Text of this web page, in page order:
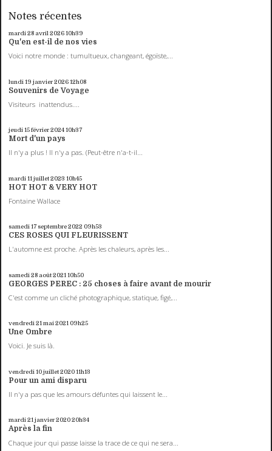
Notes récentes
mardi 28 avril 202610h39
Qu'en est-il de nos vies
Voici notre monde : tumultueux, changeant, égoïste,...
lundi 19 janvier 202612h08
Souvenirs de Voyage
Visiteurs inattendus....
jeudi 15février 202410h37
Mort d'un pays
Il n'y a plus ! Il n'y a pas. (Peut-être n'a-t-il...
mardi 11 juillet 2023 10h45
HOT HOT & VERY HOT
Fontaine Wallace
samedi 17 septembre 2022 09h53
CES ROSES QUI FLEURISSENT
L'automne est proche. Après les chaleurs, après les...
samedi 28 août 2021 10h50
GEORGES PEREC : 25 choses à faire avant de mourir
C'est comme un cliché photographique, statique, figé,...
vendredi 21mai 2021 09h25
Une Ombre
Voici. Je suis là.
vendredi 10juillet 202011h13
Pour un ami disparu
Il n'y a pas que les amours défuntes qui laissent le...
mardi 21janvier 202020h34
Après la fin
Chaque jour qui passe laisse la trace de ce qui ne sera...